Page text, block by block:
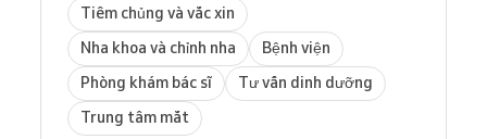
Tiêm chủng và vắc xin
Nha khoa và chỉnh nha
Bệnh viện
Phòng khám bác sĩ
Tư vấn dinh dưỡng
Trung tâm mắt